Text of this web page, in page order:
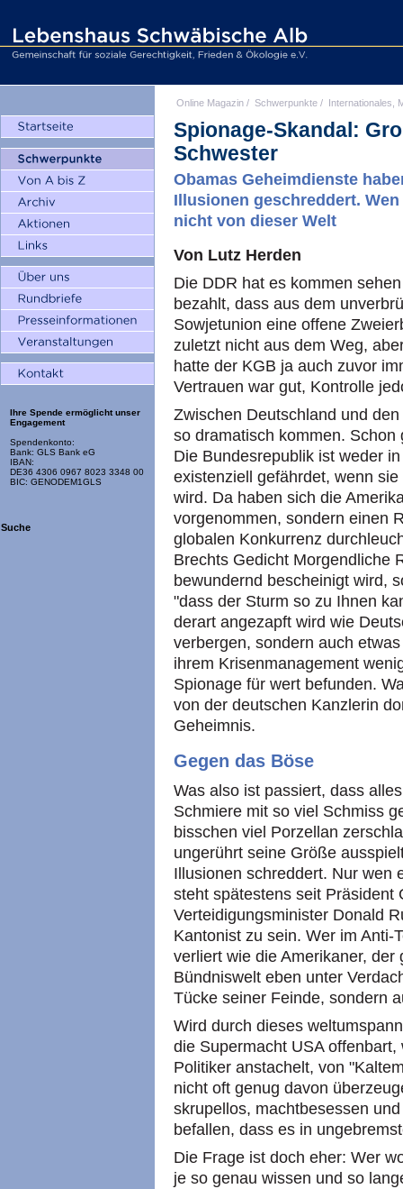
Ihre Spende ermöglicht unser
Engagement
Spendenkonto:
Bank: GLS Bank eG
IBAN:
DE36 4306 0967 8023 3348 00
BIC: GENODEM1GLS
Suche
Online Magazin / Schwerpunkte / Internationales,
Spionage-Skandal:
Schwester
Obamas Geheimdienste
Illusionen geschreddert.
nicht von dieser Welt
Von Lutz Herden
Die DDR hat es kommen
bezahlt, dass aus dem
Sowjetunion eine offene
zuletzt nicht aus dem Weg,
hatte der KGB ja auch zuvor
Vertrauen war gut, Kontrolle
Zwischen Deutschland und
so dramatisch kommen.
Die Bundesrepublik ist weder
existenziell gefährdet, wenn
wird. Da haben sich die
vorgenommen, sondern einen
globalen Konkurrenz
Brechts Gedicht Morgendliche
bewundernd bescheinigt wird,
"dass der Sturm so zu Ihnen
derart angezapft wird wie
verbergen, sondern auch
ihrem Krisenmanagement
Spionage für wert befunden.
von der deutschen Kanzlerin
Geheimnis.
Gegen das Böse
Was also ist passiert, dass
Schmiere mit so viel Schmiss
bisschen viel Porzellan
ungerührt seine Größe
Illusionen schreddert. Nur wen
steht spätestens seit Präsident
Verteidigungsminister Donald
Kantonist zu sein. Wer im Anti-
verliert wie die Amerikaner,
Bündniswelt eben unter
Tücke seiner Feinde, sondern
Wird durch dieses
die Supermacht USA
Politiker anstachelt, von
nicht oft genug davon
skrupellos, machtbesessen
befallen, dass es in
Die Frage ist doch eher: Wer
je so genau wissen und so